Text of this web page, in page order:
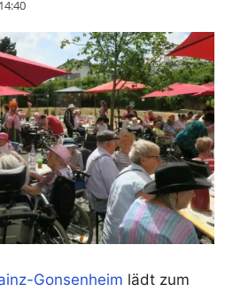
Gonsenheim lädt zum